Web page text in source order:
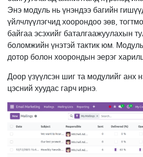
Энэ модуль нь үнэндээ багийн
үйлчлүүлэгчид хоорондоо зөв,
байгаа эсэхийг баталгаажуулахын
боломжийн үнэтэй тактик юм.
дотор болон хоорондын эерэг
Доор үзүүлсэн шиг та модулийг анх
цэсний хуудас гарч ирнэ.